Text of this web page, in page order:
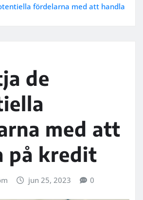
fördelarna med att handla
de
med att
på kredit
jun 25, 2023 0